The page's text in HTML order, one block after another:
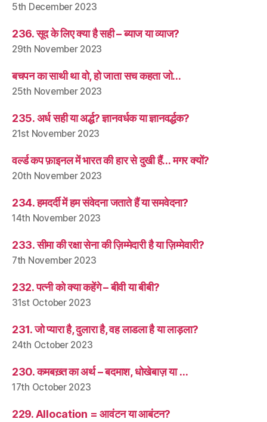
5th December 2023
236. सूद के लिए क्या है सही – ब्याज या व्याज?
29th November 2023
बचपन का साथी था वो, हो जाता सच कहता जो…
25th November 2023
235. अर्ध सही या अर्द्ध? ज्ञानवर्धक या ज्ञानवर्द्धक?
21st November 2023
वर्ल्ड कप फ़ाइनल में भारत की हार से दुखी हैं… मगर क्यों?
20th November 2023
234. हमदर्दी में हम संवेदना जताते हैं या समवेदना?
14th November 2023
233. सीमा की रक्षा सेना की ज़िम्मेदारी है या ज़िम्मेवारी?
7th November 2023
232. पत्नी को क्या कहेंगे – बीवी या बीबी?
31st October 2023
231. जो प्यारा है, दुलारा है, वह लाडला है या लाड़ला?
24th October 2023
230. कमबख़्त का अर्थ – बदमाश, धोखेबाज़ या …
17th October 2023
229. Allocation = आवंटन या आबंटन?